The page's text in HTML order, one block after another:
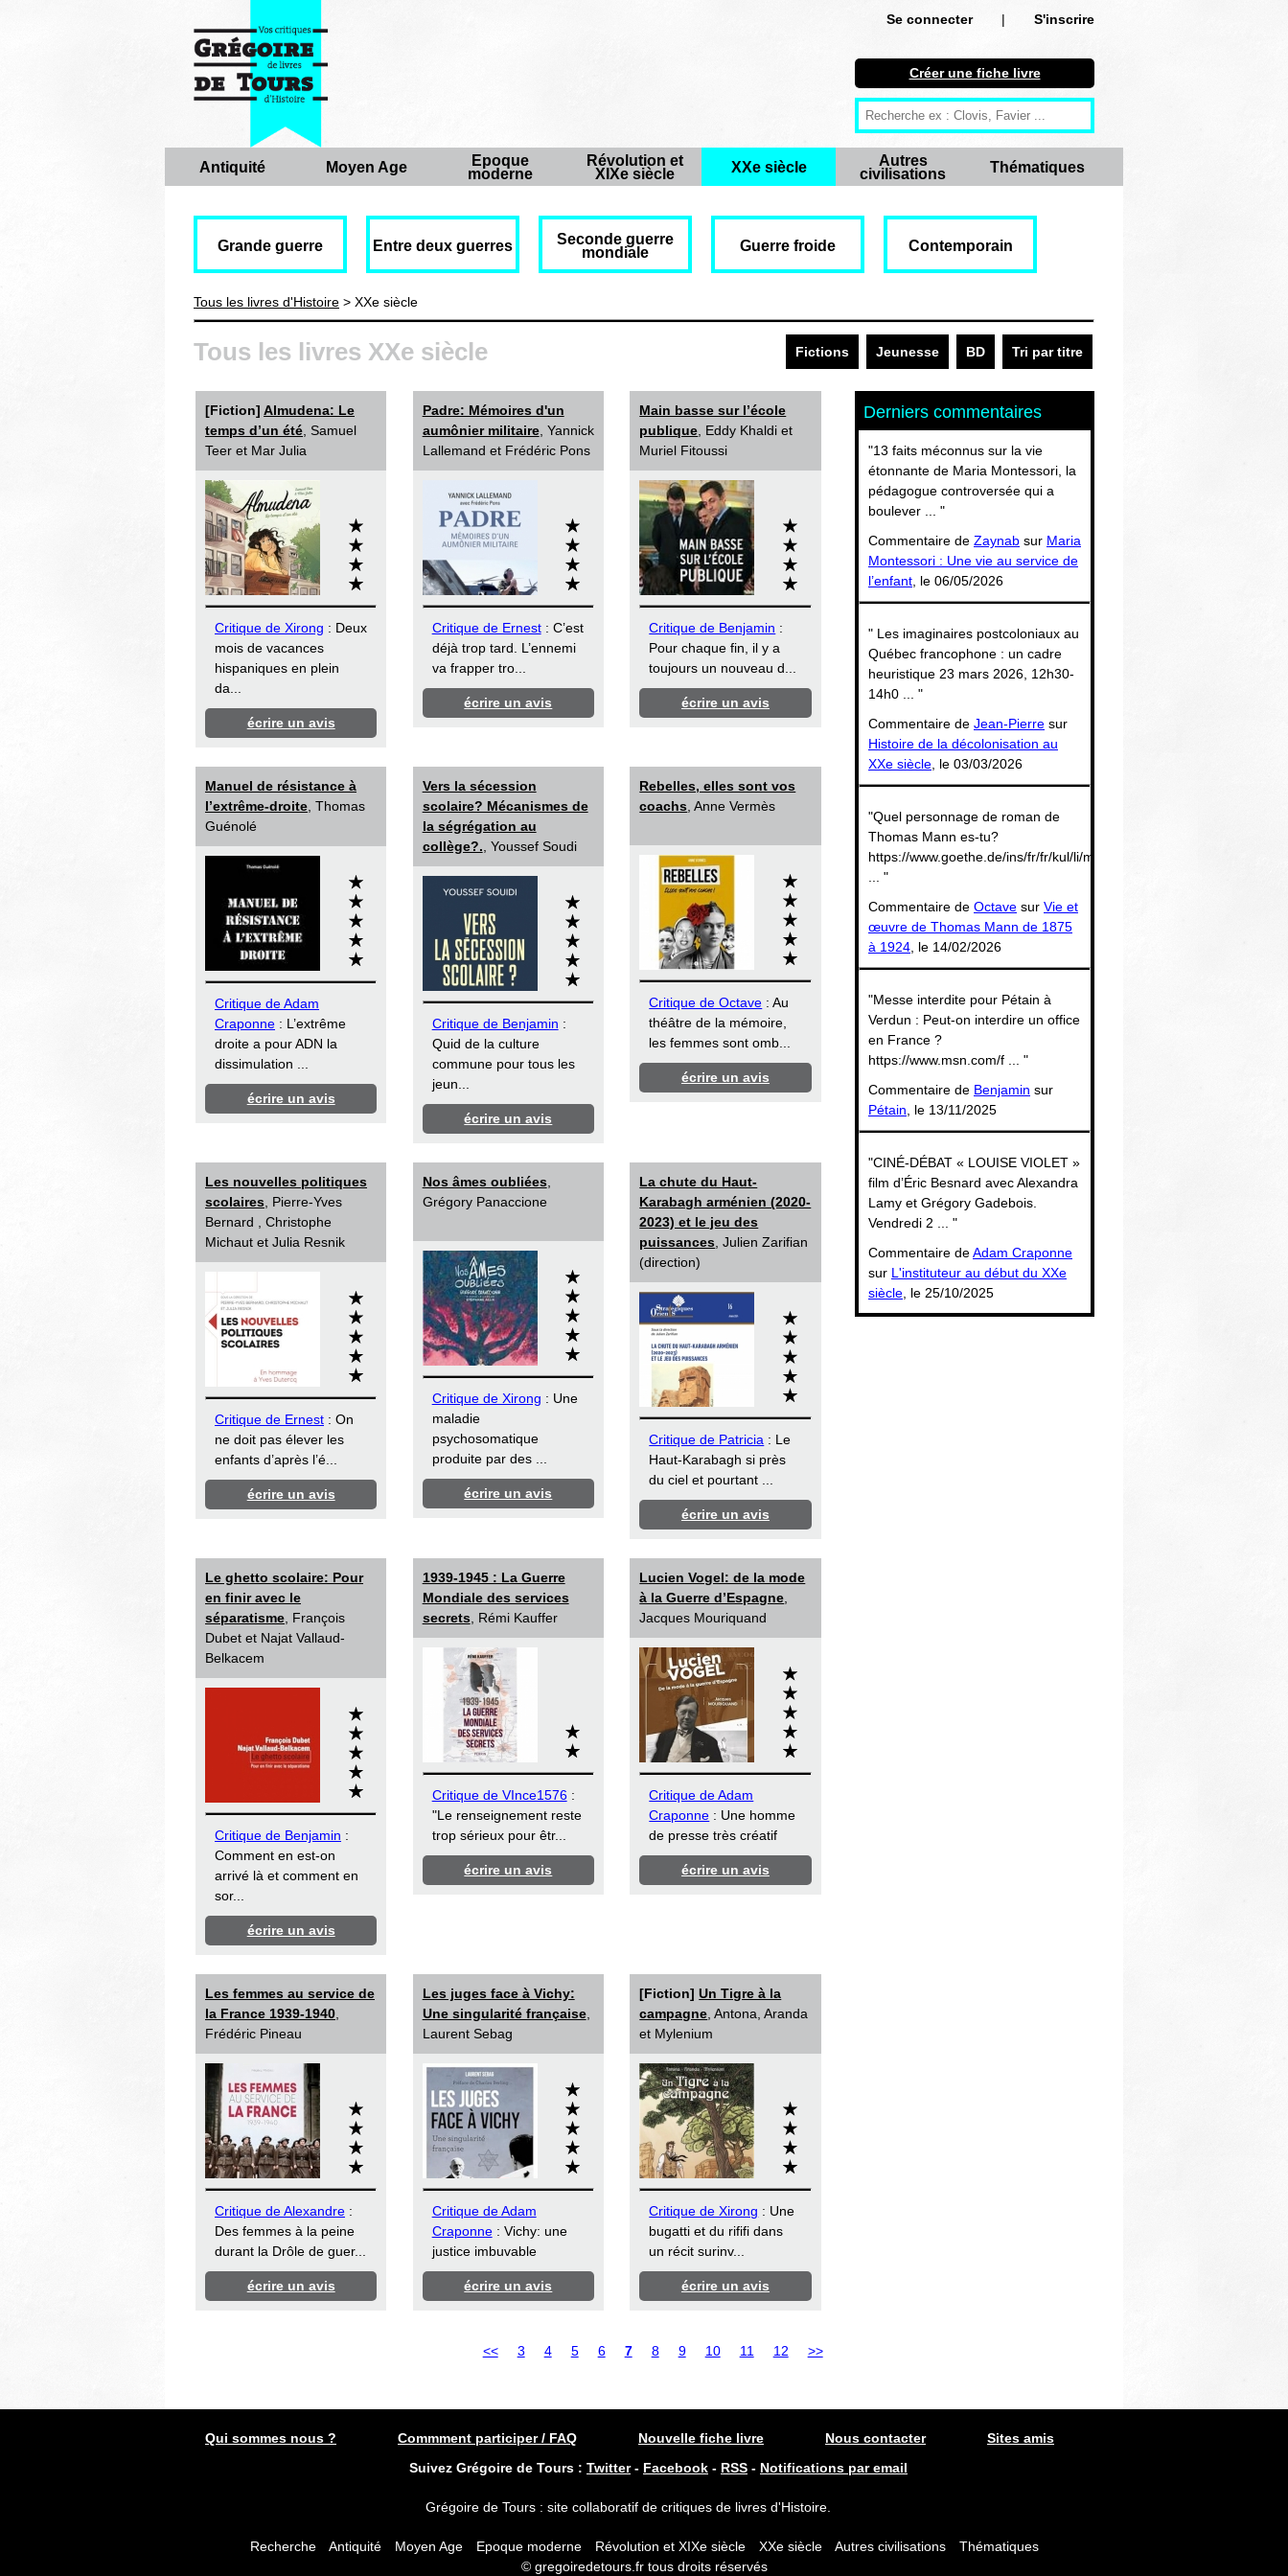
Se connecter |
S'inscrire
S'inscrire
Créer une fiche livre
Antiquité
Moyen Age
Thématiques
Créer une fiche livre
Antiquité Moyen Age
Epoque
moderne
Révolution et
XIXe siècle
XXe siècle
Autres
civilisations
Thématiques
Grande guerre Entre deux guerres
Seconde guerre
mondiale
Guerre froide Contemporain
Tous les livres d'Histoire > XXe siècle
Fictions Jeunesse BD Tri par titre
Tous les livres XXe siècle
[Fiction] Almudena: Le
temps d’un été , Samuel
Teer et Mar Julia
Critique de Xirong : Deux
mois de vacances
hispaniques en plein
da...
écrire un avis
Padre: Mémoires d'un
aumônier militaire, Yannick
Lallemand et Frédéric Pons
Critique de Ernest: C’est
déjà trop tard. L’ennemi
va frapper tro...
écrire un avis
Main basse sur l’école
publique , Eddy Khaldi et
Muriel Fitoussi
Critique de Benjamin :
Pour chaque fin, il y a
toujours un nouveau d...
écrire un avis
Manuel de résistance à
l’extrême-droite , Thomas
Guénolé
Critique de Adam
Craponne : L’extrême
droite a pour ADN la
dissimulation ...
écrire un avis
Vers la sécession
scolaire? Mécanismes de
la ségrégation au
collège?. , Youssef Soudi
Critique de Benjamin :
Quid de la culture
commune pour tous les
jeun...
écrire un avis
Rebelles, elles sont vos
coachs , Anne Vermès
Critique de Octave : Au
théâtre de la mémoire,
les femmes sont omb...
écrire un avis
Les nouvelles politiques
scolaires , Pierre-Yves
Bernard , Christophe
Michaut et Julia Resnik
Critique de Ernest : On
ne doit pas élever les
enfants d’après l’é...
écrire un avis
Nos âmes oubliées
Grégory Panaccione
Critique de Xirong : Une
maladie
psychosomatique
produite par des ...
écrire un avis
La chute du Haut-
Karabagh arménien (2020-
2023) et le jeu des
puissances , Julien Zarifian
(direction)
Critique de Patricia : Le
Haut-Karabagh si près
du ciel et pourtant ...
écrire un avis
Le ghetto scolaire: Pour
en finir avec le
séparatisme , François
Dubet et Najat Vallaud-
Belkacem
Critique de Benjamin :
Comment en est-on
arrivé là et comment en
sor...
écrire un avis
1939-1945 : La Guerre
Mondiale des services
secrets , Rémi Kauffer
Critique de VInce1576:
"Le renseignement reste
trop sérieux pour êtr...
écrire un avis
Lucien Vogel: de la mode
à la Guerre d’Espagne
Jacques Mouriquand
Critique de Adam
Craponne : Une homme
de presse très créatif
écrire un avis
Les femmes au service de
la France 1939-1940
Frédéric Pineau
Critique de Alexandre :
Des femmes à la peine
durant la Drôle de guer...
écrire un avis
Les juges face à Vichy:
Une singularité française,
Laurent Sebag
Critique de Adam
Craponne: Vichy: une
justice imbuvable
écrire un avis
[Fiction]Un Tigre à la
campagne , Antona, Aranda
et Mylenium
Critique de Xirong : Une
bugatti et du rififi dans
un récit surinv...
écrire un avis
<< 3 4 5 6 7 8 9 10 11 12 >>
Derniers commentaires
"13 faits méconnus sur la vie
étonnante de Maria Montessori, la
pédagogue controversée qui a
boulever ... "
Commentaire de Zaynab sur Maria
Montessori : Une vie au service de
l’enfant , le 06/05/2026
" Les imaginaires postcoloniaux au
Québec francophone : un cadre
heuristique 23 mars 2026, 12h30-
14h0 ... "
Commentaire de Jean-Pierre sur
Histoire de la décolonisation au
XXe siècle , le 03/03/2026
"Quel personnage de roman de
Thomas Mann es-tu?
https://www.goethe.de/ins/fr/fr/kul/li/man/26505642-.
... "
Commentaire de Octave sur Vie et
œuvre de Thomas Mann de 1875
à 1924 , le 14/02/2026
"Messe interdite pour Pétain à
Verdun : Peut-on interdire un office
en France ?
https://www.msn.com/f ... "
Commentaire de Benjamin sur
Pétain , le 13/11/2025
"CINÉ-DÉBAT « LOUISE VIOLET »
film d’Éric Besnard avec Alexandra
Lamy et Grégory Gadebois.
Vendredi 2 ... "
Commentaire deAdam Craponne
sur L'instituteur au début du XXe
siècle , le 25/10/2025
Qui sommes nous ? Commment participer / FAQ Nouvelle fiche livre Nous contacter
Sites amis
Suivez Grégoire de Tours : Twitter- Facebook - RSS - Notifications par email
Grégoire de Tours : site collaboratif de critiques de livres d'Histoire.
Recherche Antiquité Moyen Age Epoque moderne Révolution et XIXe siècle XXe siècle Autres civilisations
Thématiques
© gregoiredetours.fr tous droits réservés